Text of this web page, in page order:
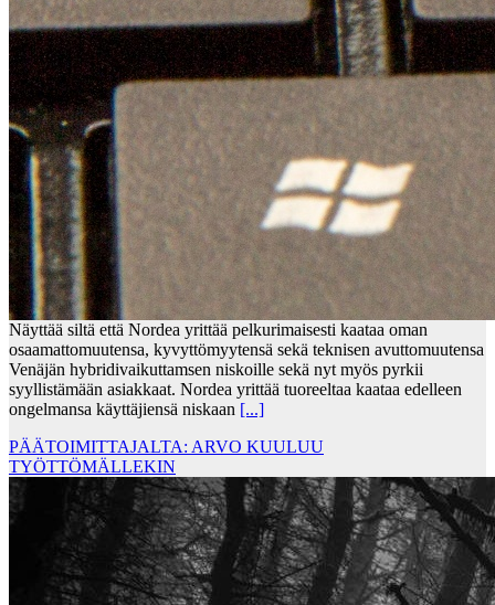
Näyttää siltä että Nordea yrittää pelkurimaisesti kaataa oman
osaamattomuutensa, kyvyttömyytensä sekä teknisen avuttomuutensa
Venäjän hybridivaikuttamsen niskoille sekä nyt myös pyrkii
syyllistämään asiakkaat. Nordea yrittää tuoreeltaa kaataa edelleen
ongelmansa käyttäjiensä niskaan [...]
PÄÄTOIMITTAJALTA: ARVO KUULUU
TYÖTTÖMÄLLEKIN